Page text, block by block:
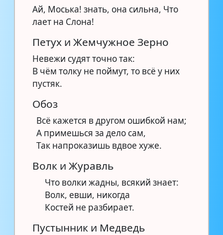
Ай, Моська! знать, она сильна, Что
лает на Слона!
Петух и Жемчужное Зерно
Невежи судят точно так:
В чём толку не поймут, то всё у них
пустяк.
Обоз
Всё кажется в другом ошибкой нам;
А примешься за дело сам,
Так напроказишь вдвое хуже.
Волк и Журавль
Что волки жадны, всякий знает:
Волк, евши, никогда
Костей не разбирает.
Пустынник и Медведь